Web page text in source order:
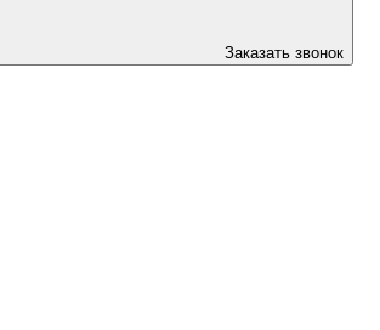
Заказать звонок